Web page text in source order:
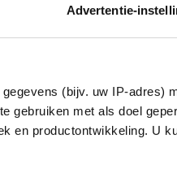
Advertentie-
(bijv. uw IP-adres)
gebruiken met als doel
en productontwikkeling. U